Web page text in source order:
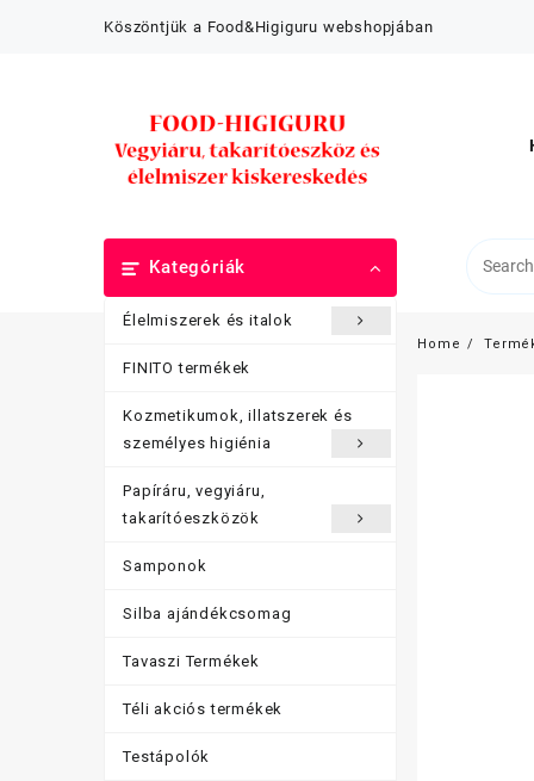
Köszöntjük a Food&Higiguru webshopjában
Kategóriák
Élelmiszerek és italok
FINITO termékek
Kozmetikumok, illatszerek és
személyes higiénia
Papíráru, vegyiáru,
takarítóeszközök
Samponok
Silba ajándékcsomag
Tavaszi Termékek
Téli akciós termékek
Testápolók
Home